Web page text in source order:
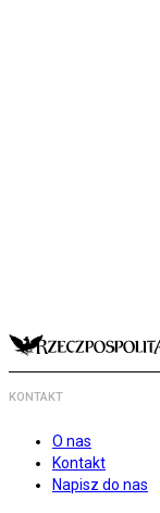
KONTAKT
O nas
Kontakt
Napisz do nas